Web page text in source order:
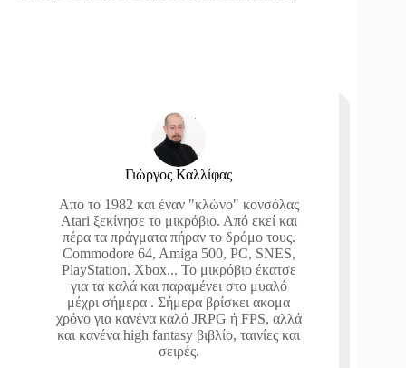
Γιώργος Καλλίφας
Απο το 1982 και έναν "κλώνο" κονσόλας
Atari ξεκίνησε το μικρόβιο. Από εκεί και
πέρα τα πράγματα πήραν το δρόμο τους.
Commodore 64, Amiga 500, PC, SNES,
PlayStation, Xbox... Το μικρόβιο έκατσε
για τα καλά και παραμένει στο μυαλό
μέχρι σήμερα . Σήμερα βρίσκει ακομα
χρόνο για κανένα καλό JRPG ή FPS, αλλά
και κανένα high fantasy βιβλίο, ταινίες και
σειρές.